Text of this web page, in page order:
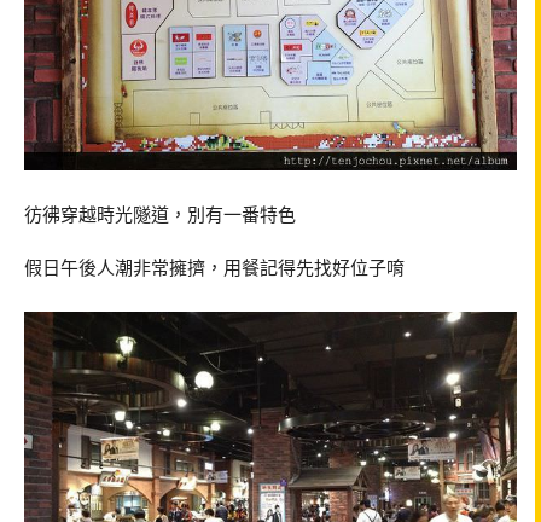
彷彿穿越時光隧道，別有一番特色
假日午後人潮非常擁擠，用餐記得先找好位子唷